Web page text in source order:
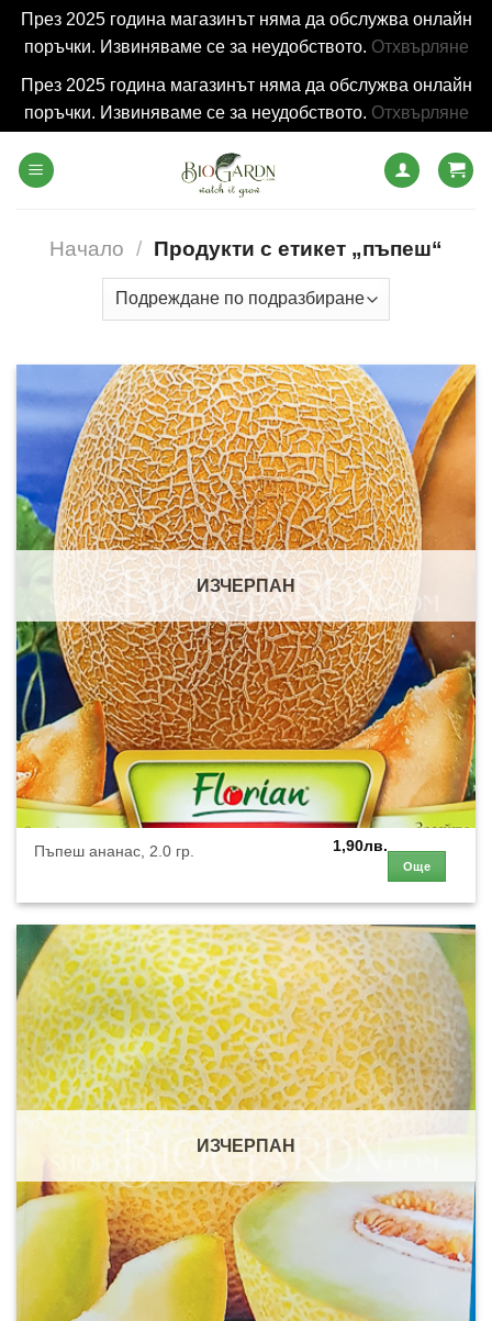
През 2025 година магазинът няма да обслужва онлайн
поръчки. Извиняваме се за неудобството. Отхвърляне
През 2025 година магазинът няма да обслужва онлайн
поръчки. Извиняваме се за неудобството. Отхвърляне
Начало / Продукти с етикет „пъпеш“
ИЗЧЕРПАН
Пъпеш ананас, 2.0 гр. 1,90лв.
Още
ИЗЧЕРПАН